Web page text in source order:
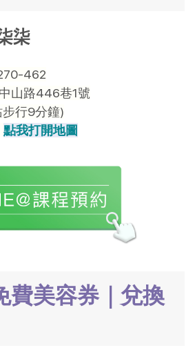
柒
462
山路446巷1號
行9分鐘)
點我打開地圖
費美容券｜兌換